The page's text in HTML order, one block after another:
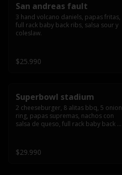
San andreas fault
3 hand volcano daniels, papas fritas,
full rack baby back ribs, salsa sour y
coleslaw.
$25.990
Superbowl stadium
2 cheeseburger, 8 alitas bbq, 5 onion
ring, papas supremas, nachos con
salsa de queso, full rack baby back
$29.990